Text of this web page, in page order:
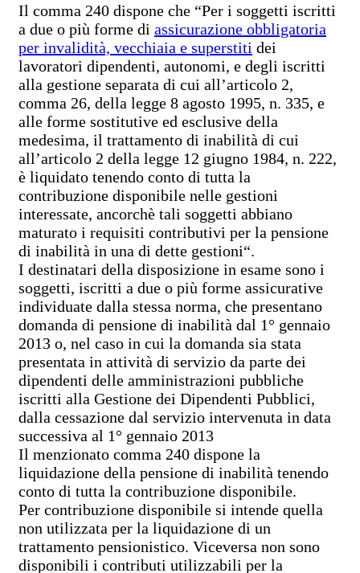
Il comma 240 dispone che “Per i soggetti iscritti
a due o più forme di assicurazione obbligatoria
per invalidità, vecchiaia e superstiti dei
lavoratori dipendenti, autonomi, e degli iscritti
alla gestione separata di cui all’articolo 2,
comma 26, della legge 8 agosto 1995, n. 335, e
alle forme sostitutive ed esclusive della
medesima, il trattamento di inabilità di cui
all’articolo 2 della legge 12 giugno 1984, n. 222,
è liquidato tenendo conto di tutta la
contribuzione disponibile nelle gestioni
interessate, ancorchè tali soggetti abbiano
maturato i requisiti contributivi per la pensione
di inabilità in una di dette gestioni“.
I destinatari della disposizione in esame sono i
soggetti, iscritti a due o più forme assicurative
individuate dalla stessa norma, che presentano
domanda di pensione di inabilità dal 1° gennaio
2013 o, nel caso in cui la domanda sia stata
presentata in attività di servizio da parte dei
dipendenti delle amministrazioni pubbliche
iscritti alla Gestione dei Dipendenti Pubblici,
dalla cessazione dal servizio intervenuta in data
successiva al 1° gennaio 2013
Il menzionato comma 240 dispone la
liquidazione della pensione di inabilità tenendo
conto di tutta la contribuzione disponibile.
Per contribuzione disponibile si intende quella
non utilizzata per la liquidazione di un
trattamento pensionistico. Viceversa non sono
disponibili i contributi utilizzabili per la